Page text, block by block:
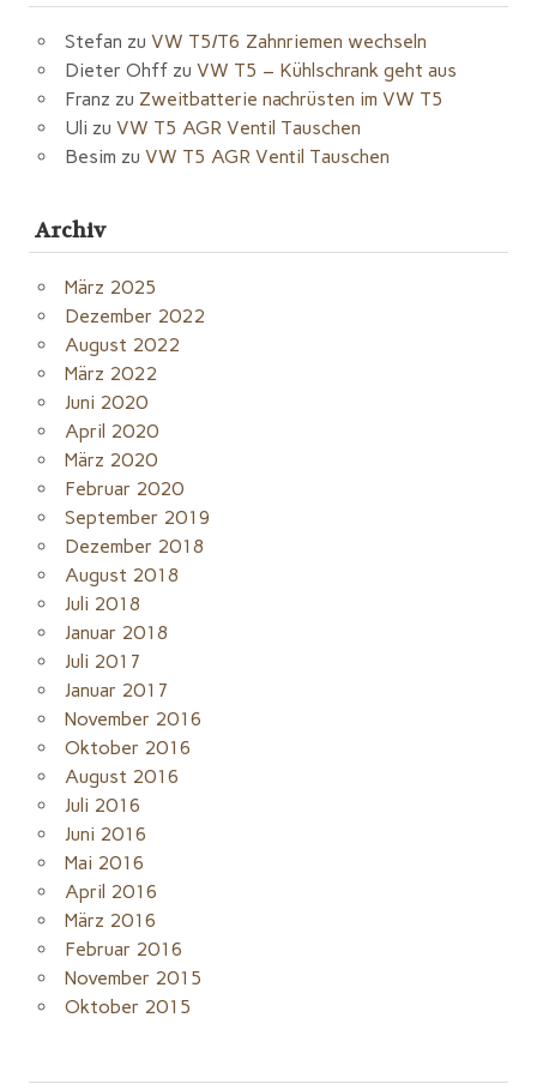
Stefan zu VW T5/T6 Zahnriemen wechseln
Dieter Ohff zu VW T5 – Kühlschrank geht aus
Franz zu Zweitbatterie nachrüsten im VW T5
Uli zu VW T5 AGR Ventil Tauschen
Besim zu VW T5 AGR Ventil Tauschen
Archiv
März 2025
Dezember 2022
August 2022
März 2022
Juni 2020
April 2020
März 2020
Februar 2020
September 2019
Dezember 2018
August 2018
Juli 2018
Januar 2018
Juli 2017
Januar 2017
November 2016
Oktober 2016
August 2016
Juli 2016
Juni 2016
Mai 2016
April 2016
März 2016
Februar 2016
November 2015
Oktober 2015